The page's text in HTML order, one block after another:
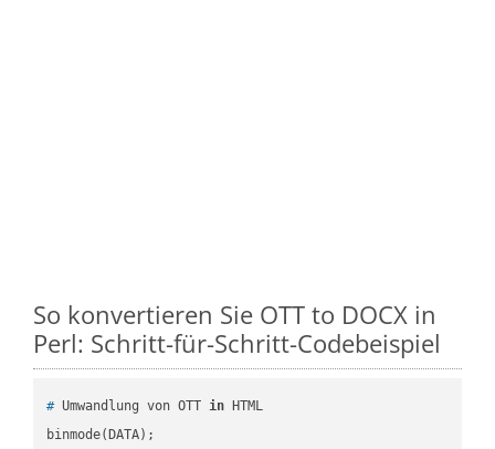
So konvertieren Sie OTT to DOCX in
Perl: Schritt-für-Schritt-Codebeispiel
# Umwandlung von OTT in HTML